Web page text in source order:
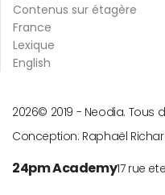
Contenus sur étagère
France
Lexique
English
© 2019 -
2026
Neodia. Tous
Conception: Raphaël
24pm Academy17 rue